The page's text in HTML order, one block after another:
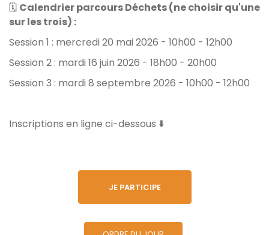
🗓️ Calendrier parcours Déchets (ne choisir qu'une
sur les trois) :
Session 1 : mercredi 20 mai 2026 - 10h00 - 12h00
Session 2 : mardi 16 juin 2026 - 18h00 - 20h00
Session 3 : mardi 8 septembre 2026 - 10h00 - 12h00
Inscriptions en ligne ci-dessous ⬇️
JE PARTICIPE